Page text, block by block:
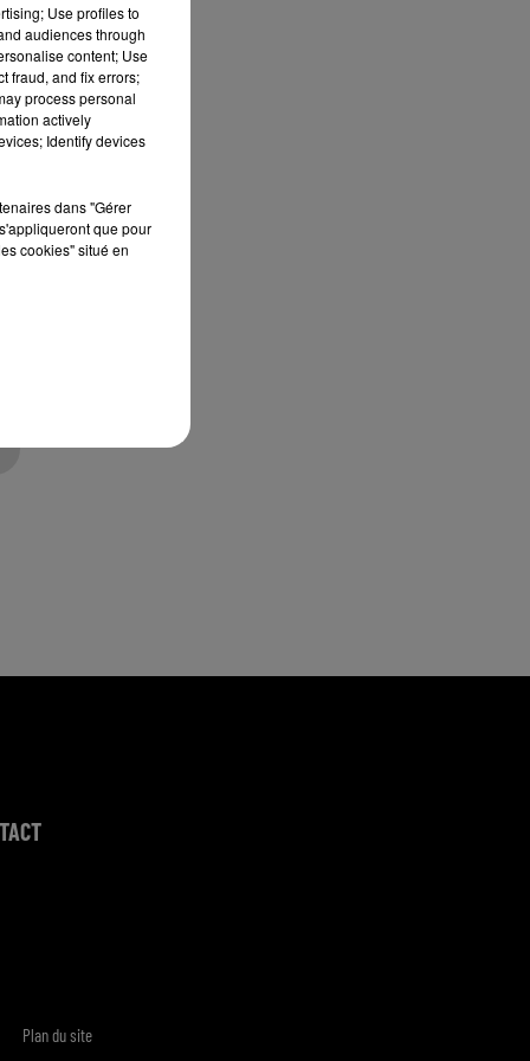
Plan du site
Use profiles to
audiences through
content; Use
fraud, and fix errors;
process personal
actively
Identify devices
dans "Gérer
que pour
cookies" situé en